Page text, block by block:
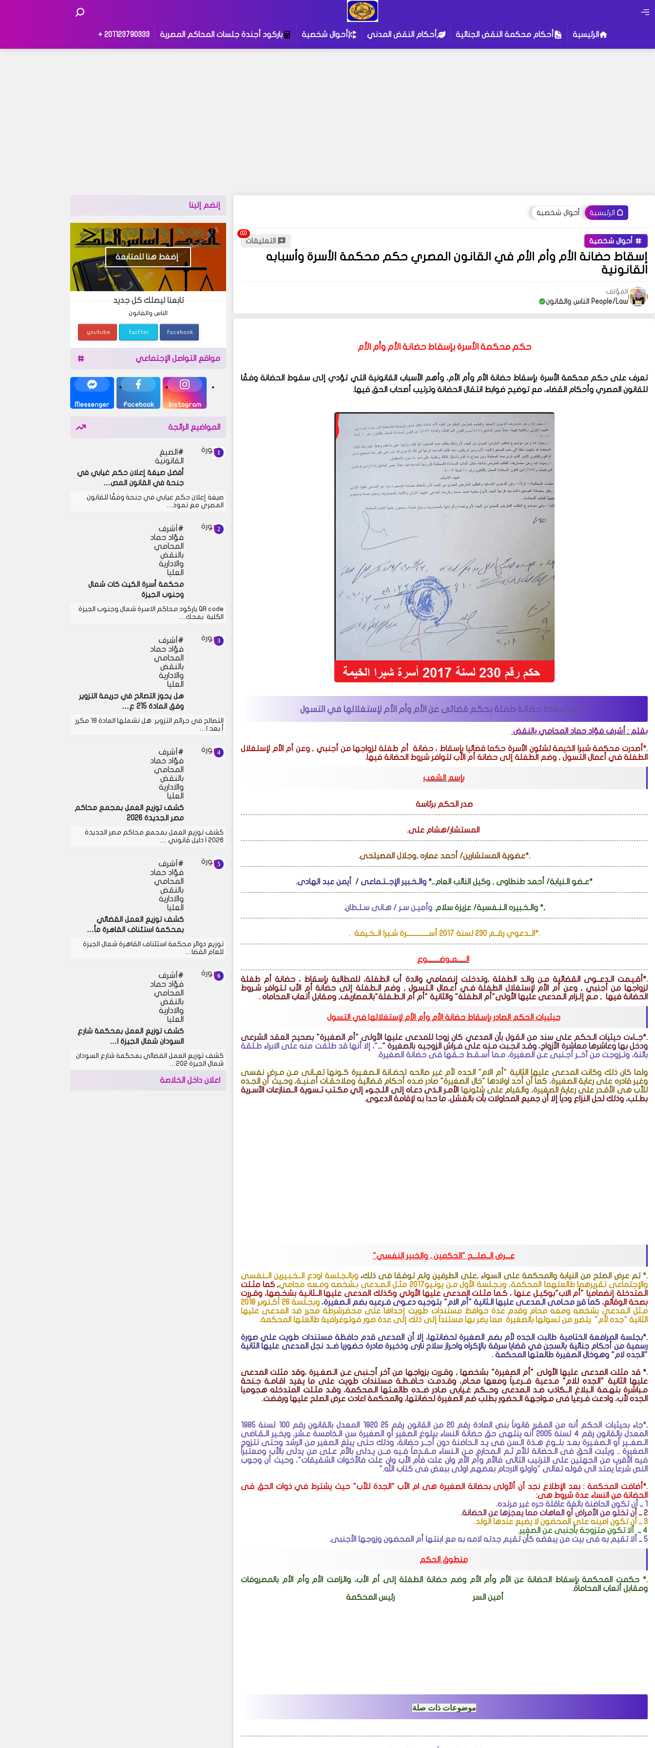
الرئيسية أحكام محكمة النقض الجنائية أحكام النقض المدني أحوال شخصية باركود أجندة جلسات المحاكم المصرية 201123790333 +
الرئيسية أحوال شخصية
أحوال شخصية التعليقات
إسقاط حضانة الأم وأم الأم في القانون المصري حكم محكمة الأسرة وأسبابه
القانونية
المؤلف
People/Law الناس والقانون
حكم محكمة الأسرة بإسقاط حضانة الأم وأم الأم
تعرف على حكم محكمة الأسرة بإسقاط حضانة الأم وأم الأم، وأهم الأسباب القانونية التي تؤدي إلى سقوط الحضانة وفقًا
للقانون المصري وأحكام القضاء، مع توضيح ضوابط انتقال الحضانة وترتيب أصحاب الحق فيها.
حكم إسقاط حضانة طفلة بحكم قضائى عن الأم وأم الأم لإستغلالها في التسول
بقلم : أشرف فؤاد حماد المحامي بالنقض
.*أصدرت محكمة شبرا الخيمة لشئون الأسرة حكما قضائيا بإسقاط ، حضانة
أم طفلة لزواجها من أجنبي , وعن أم الأم لإستغلال
الطفلة في أعمال التسول , وضم الطفلة إلى حضانة أم الأب لتوافر شروط الحضانة فيها.
بإسم الشعب
صدر الحكم برئاسة
المستشار/هشام على.
.*عضوية المستشارين/ أحمد عماره ,وجلال المصيلحى.
*عـضو الـنيابة/ أحمد طنطاوى , وكيل النائب العام.,* والـخـبير الإجــتـماعى / أيمن عبد الهادى.
,* والـخـبيره الـنـفسية/ عزيزة سلام. وأميـن سـر / هـانى سـلـطان.
.*الــدعوي رقــم 230 لسنة 2017 أســـــــــــــــرة شـبرا الــخـيمة .
الــــــمـوضــــــــوع
.*أقـيـمت الـدعــوى القضائية مـن والـد الطفلة ,وتدخلت إنضمامي والدة أب الطفلة، للمطالبة بإسقاط ، حضانة أم طفلة
لزواجها من أجنبي , وعن أم الأم لإستغلال الطفلة فـي أعـمال الـتسول , وضم الـطفلة إلى حضانة أم الأب لـتوافر شـروط
الحضانة فيها , مـع إلـزام الـمدعى عليها الأولى"أم الطفلة" والثانية "أم أم الـطـفلة"بالـمصاريف, ومقابل أتعاب المحاماه .
حيثييات الحكم الصادر بإسقاط حضانة الأم وأم الأم لإستغلالها في التسول
.*جــاءت حيثيات الـحكم على سند من القول بأن المدعي كان زوجا للمدعى عليها الأولى "أم الصغيرة" بصحيح العقد الشرعى
ودخل بها وعاشرها معاشرة الأزواج، وقـد انجـبت مـنه على فـراش الزوجيه بالصغيرة "..."، إلا أنها قد طلقت منه على الابراء طـلقة
بائنة، وتـزوجت من آخــر أجـنبى عـن الصغيرة، مـما أسـقـط حـقها فى حضانة الصغيرة.
ولما كان ذلك وكانت المدعى عليها الثانية "أم الام" الجده لأم غير صالحه لحضـانة الـصغـيرة كـونها تعــانى مـن مـرض نفسى
وغير قادره على رعاية الصغيرة، كما أن أحد اولادها "خال الصغيرة" صادر ضـده أحكام قـضائية وملاحقـات أمـنيـة، وحـيث أن الجـده
للأب هى الأقـدر على رعاية الصغيرة، والقيام على شئونها الأمـر الـذى دعـاه إلى اللـجـوء إلي مكـتب تـسوية الــمنازعات الآسـرية
بطـلب، وذلك لحل النزاع ودياَ إلا أن جميع المحاولات بأت بالفشل، ما حدا به لإقامة الدعوى.
عـــرض الــصلـــح "الحكمين , والخبير النفسي"
.* تم عرض الصلح من النيابة والمحكمة على السواء ,على الطرفين ولم توفقا فى ذلك،وبالـجـلسة اودع الــخـبـيرين الــنفسى
والإجتماعى تقريرهما طالعتهما المحكمة، وبـجـلسة الأول مـن يونـيو2017 مثـل الـمـدعى بـشخصه ومـعه محامي
,كما مثـلت
الـمتدخلة إنضماميا "أم الاب"بوكيـل عـنها ، كـما مثـلت المدعى عليها الأولي وكذلك المدعى عليها الــثانـية بشخـصها، وقـررت
بصحة الوقائع، كما قرر محـامى الـمدعـى عليها الـثانية "أم الام" بتوجيه دعـوى فـرعيه بضم الـصغيرة،
وبجـلسة 26 أكـتوبر 2018
مـثل الـمدعى بشخصه ومعه محام وقدم عدة حوافظ مستندات طويت إحداها على محضرشرطة محرر ضد المدعى عليها
الثانية "جده لأم" يتضرر من تسولها بالصغيرة مما يضر بها مستنداَ إلى ذلك إلى عدة صور فوتوغرافية طالعتها المحكمة.
.*بجلسة المرافعة الختامية طالبت الجده لأم بضم الصغيرة لحضانتها، إلا أن المدعى قدم حافظة مستندات طويت علي صورة
رسمية من أحكام جنائية بالسجن في قضايا سرقة بالإكراه واحراز سلاح نارى وذخيرة صادرة حضوريا ضــد نجل المدعى عليها الثانية
"الجده لام" وهوخال الصغيرة طالعتها المحكمة .
.* قد مثلت المدعى عليها الأولى "أم الصغيرة" بشخصها , وقـررت بزواجها من آخر أجـنبى عـن الـصغـيرة ،وقد مثلت المدعى
عليها الثانية "الجده للام" مـدعية فــرعـياَ ومعها محـام، وقـدمـت حـافـظـة مستندات طويت على ما يفيد اقـامـة جـنحة
مـباشرة بتهـمة الـبلاغ الــكاذب ضـد الـمدعى وحــكم غـيابى صـادر ضــده طالعـتها الـمحكمة، وقـد مثـلت المتدخله هجوميا
الجده لأب، وادعت فـرعيا فى مـواجهة الـحضور بطلب ضم الصغيرة لحضانتها، والمحكمة اعادت عرض الصلح عليها ورفضت.
.
*جاء بحيثيات الحكم أنه من المقرر قانوناَ بنص المادة رقم 20 من القانون رقم 25 1920 المعدل بالقانون رقم 100 لسنة 1985
المعدل بالقانون رقم 4 لسنة 2005 أنه ينتهى حق حضانة النساء ببلوغ الصغير أو الصغيرة سن الـخامسة عـشر, ويخـير الـقـاضى
الـصغــير أو الـصغـيرة بعـد بلــوغ هـذة الـسن فى يـد الـحاضنة دون أجــر حضانة، وذلك حتى يبلغ الصغير من الرشد وحتى تتزوج
الصغيرة .. ويثبت الحق فى الـحضانة للأم ثـم الـمحارم مـن الـنساء مـقـدماَ فـيه مــن يـدلى بالأم عـلى من يدلى بالأب ومعتبراَ
فيه الأقرب من الجهتين على الترتيب التالى فالأم وأم الأم وان علت فأم الأب وان علت فالأخوات الشقيقات"، وحيث أن وجوب
النص شرعاَ يمتد الى قوله تعالى "واولو الارحام بعضهم اولى ببعض فى كتاب الله".
.*أضافت المحكمة : بعد الإطلاع نجد أن ألأولى بحضانة الصغيرة هى ام الأب "الجدة للأب" حيث يشترط في ذوات الحق فى
الحضانة من النساء عدة شروط هى:
1 ــ
أن تكون الحاضنة بالغة عاقلة حره غير مرتده.
2 ــ
أن تخلو من الأمراض أو العاهات مما يعجزها عن الحضانة.
3 ــ
أن تكون امينه على المحضون لا يضيع عندها الولد.
4 ــ
ألا تكون متزوجة بأجنبى عن الصغير.
5 ــ
ألا تقيم به فى بيت من يبغضه كأن تقيم جدته لامه به مع ابنتها أم المحضون وزوجها الأجنبى.
منطوق الحكم
.* حكمت المحكمة بإسقاط الحضانة عن الأم وأم الأم وضم حضانة الطفلة إلى أم الأب، والزامت الأم وأم الأم بالمصروفات
ومقابل أتعاب المحاماة.
موضوعات ذات صلة
إنضم إلينا
إضغط هنا للمتابعة
تابعنا ليصلك كل جديد
الناس والقانون
facebook
twitter
youtube
مواقع التواصل الإجتماعي
Instagram
Facebook
Messenger
المواضيع الرائجة
الصيغ
القانونية
أفضل صيغة إعلان حكم غيابي في
جنحة في القانون المص…
صيغة إعلان حكم غيابي في جنحة وفقًا للقانون
المصري مع نموذ…
أشرف
فؤاد حماد
المحامي
بالنقض
والادارية
العليا
محكمة أسرة الكيت كات شمال
وجنوب الجيزة
QR code باركود محاكم الاسرة شمال وجنوب الجيزة
الكلية بمحك…
أشرف
فؤاد حماد
المحامي
بالنقض
والادارية
العليا
هل يجوز التصالح في جريمة التزوير
وفق المادة 215 ع…
التصالح في جرائم التزوير: هل تشملها المادة 18 مكرر
أ بعد ا…
أشرف
فؤاد حماد
المحامي
بالنقض
والادارية
العليا
كشف توزيع العمل بمجمع محاكم
مصر الجديدة 2026
كشف توزيع العمل بمجمع محاكم مصر الجديدة
2026 | دليل قانوني …
أشرف
فؤاد حماد
المحامي
بالنقض
والادارية
العليا
كشف توزيع العمل القضائي
بمحكمة استئناف القاهرة مأ…
توزيع دوائر محكمة استئناف القاهرة شمال الجيزة
للعام القضا…
أشرف
فؤاد حماد
المحامي
بالنقض
والادارية
العليا
كشف توزيع العمل بمحكمة شارع
السودان شمال الجيزة ا…
كشف توزيع العمل القضائي بمحكمة شارع السودان
شمال الجيزة 202…
اعلان داخل الخلاصة